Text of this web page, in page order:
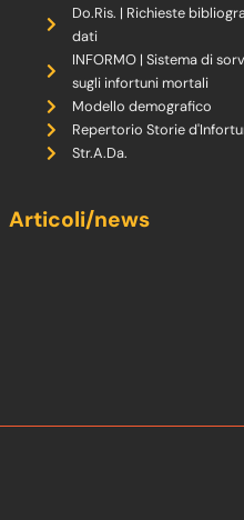
Do.Ris. | Richieste
dati
INFORMO | Sistema di
sugli infortuni mortali
Modello demografico
Repertorio Storie
Str.A.Da.
Articoli/news